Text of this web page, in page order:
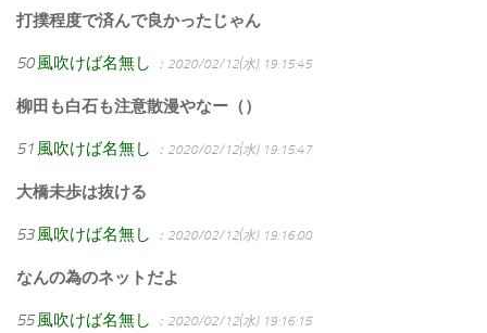
打撲程度で済んで良かったじゃん
50 風吹けば名無し ：2020/02/12(水) 19:15:45
柳田も白石も注意散漫やなー（）
51 風吹けば名無し ：2020/02/12(水) 19:15:47
大橋未歩は抜ける
53 風吹けば名無し ：2020/02/12(水) 19:16:00
なんの為のネットだよ
55 風吹けば名無し ：2020/02/12(水) 19:16:15